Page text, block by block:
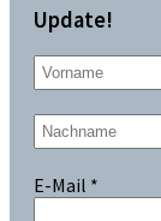
Update!
E-Mail *